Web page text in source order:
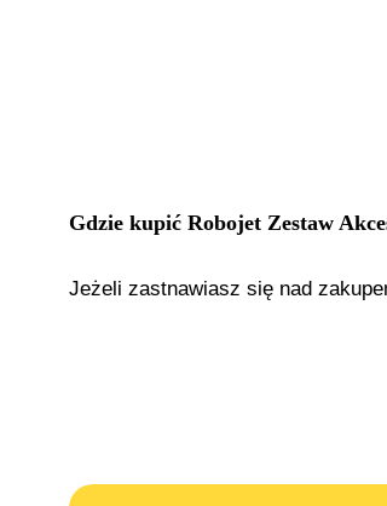
Gdzie kupić Robojet Zestaw
Jeżeli zastnawiasz się nad